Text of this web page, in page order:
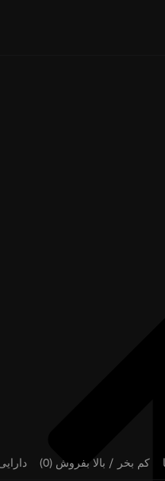
کم بخر / بالا بفروش (0)